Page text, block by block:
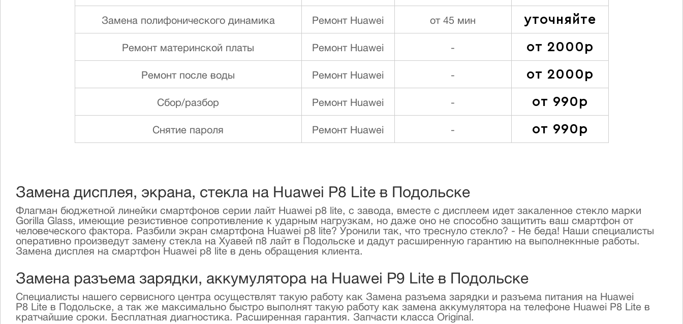
Замена полифонического динамика Ремонт Huawei от 45 мин уточняйте
Ремонт материнской платы Ремонт Huawei - от 2000р
Ремонт после воды Ремонт Huawei - от 2000р
Сбор/разбор Ремонт Huawei - от 990р
Снятие пароля Ремонт Huawei - от 990р
Замена дисплея, экрана, стекла на Huawei P8 Lite в Подольске
Флагман бюджетной линейки смартфонов серии лайт Huawei p8 lite, с завода, вместе с дисплеем идет закаленное стекло марки
Gorilla Glass, имеющие резистивное сопротивление к ударным нагрузкам, но даже оно не способно защитить ваш смартфон от
человеческого фактора. Разбили экран смартфона Huawei p8 lite? Уронили так, что треснуло стекло? - Не беда! Наши специалисты
оперативно произведут замену стекла на Хуавей п8 лайт в Подольске и дадут расширенную гарантию на выполнекнные работы.
Замена дисплея на смартфон Huawei p8 lite в день обращения клиента.
Замена разъема зарядки, аккумулятора на Huawei P9 Lite в Подольске
Специалисты нашего сервисного центра осуществлят такую работу как Замена разъема зарядки и разъема питания на Huawei
P8 Lite в Подольске, а так же максимально быстро выполнят такую работу как замена аккумулятора на телефоне Huawei P8 Lite в
кратчайшие сроки. Бесплатная диагностика. Расширенная гарантия. Запчасти класса Original.